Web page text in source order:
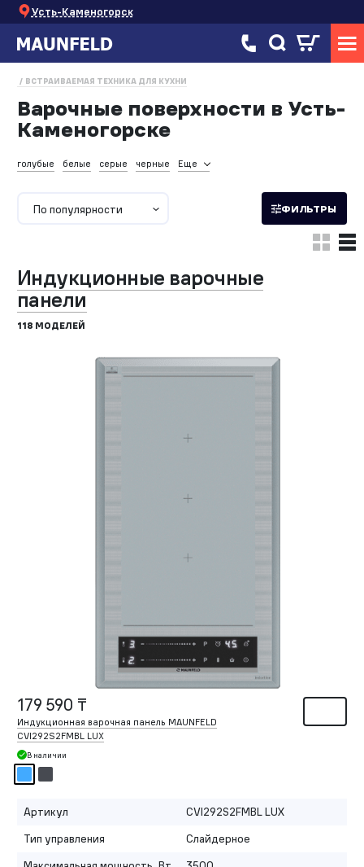
Усть-Каменогорск
ВСТРАИВАЕМАЯ ТЕХНИКА ДЛЯ КУХНИ
Варочные поверхности в Усть-
Каменогорске
голубые белые серые черные Еще
По популярности ФИЛЬТРЫ
Индукционные варочные
панели
118 МОДЕЛЕЙ
179 590 ₸
Индукционная варочная панель MAUNFELD
CVI292S2FMBL LUX
В наличии
Артикул
CVI292S2FMBL LUX
Тип управления
Слайдерное